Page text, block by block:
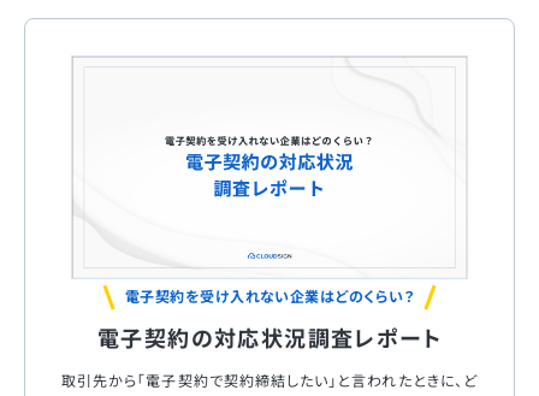
電子契約を受け入れない企業はどのくらい？
電子契約の対応状況調査レポート
取引先から「電子契約で契約締結したい」と言われたときに、ど